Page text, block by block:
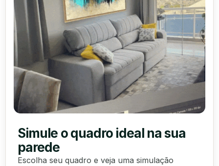
Simule o quadro ideal na sua
parede
Escolha seu quadro e veja uma simulação